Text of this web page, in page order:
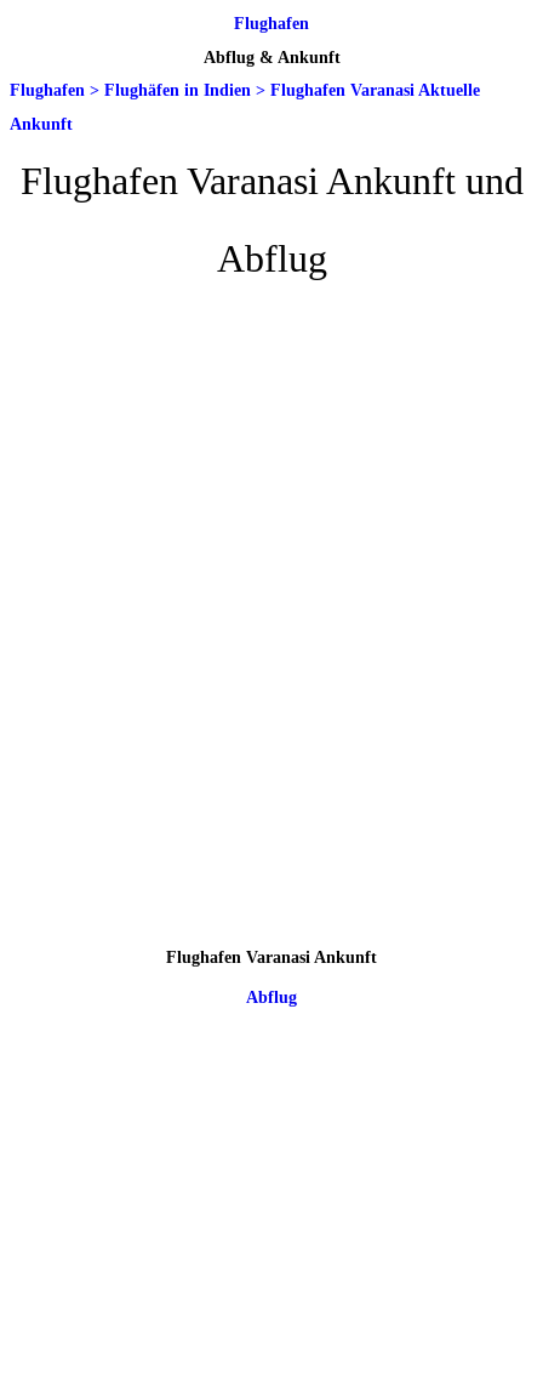
Flughafen
Abflug & Ankunft
Flughafen > Flughäfen in Indien > Flughafen Varanasi Aktuelle
Ankunft
Flughafen Varanasi Ankunft und
Abflug
Flughafen Varanasi Ankunft
Abflug